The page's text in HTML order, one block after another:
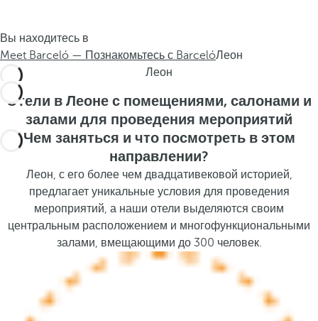
h
e
o
Вы находитесь в
Meet Barceló — Познакомьтесь с BarcelóЛеон
Леон
Отели в Леоне с помещениями, салонами и
залами для проведения мероприятий
Чем заняться и что посмотреть в этом
направлении?
Леон, с его более чем двадцативековой историей,
предлагает уникальные условия для проведения
мероприятий, а наши отели выделяются своим
центральным расположением и многофункциональными
залами, вмещающими до 300 человек.